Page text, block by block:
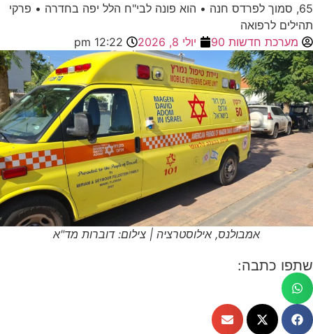
65, סמוך לפרדס חנה • הוא פונה לבי"ח הלל יפה בחדרה • פרקי
תהילים לרפואה
מערכת חדשות 90
יולי 8, 2026 12:22 pm
אמבולנס, אילוסטרציה | צילום: דוברות מד"א
שתפו כתבה: